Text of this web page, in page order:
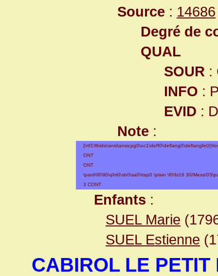
Source : 14686
Degré de
QUAL
SOUR :
INFO :
EVID : D
Note :
ONT
ONT
\pard\fi0\li0\ql\ri0\sb0\sa0\itap0 \plain \f0\fs16 30/Mess/
3 CONT
Enfants :
SUEL Marie
SUEL Estienne
CABIROL LE